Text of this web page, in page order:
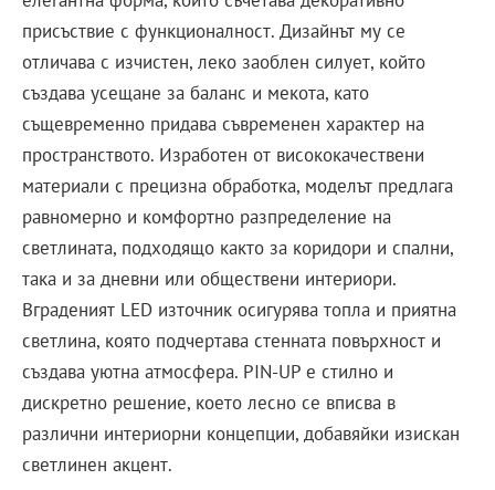
присъствие с функционалност. Дизайнът му се
отличава с изчистен, леко заоблен силует, който
създава усещане за баланс и мекота, като
същевременно придава съвременен характер на
пространството. Изработен от висококачествени
материали с прецизна обработка, моделът предлага
равномерно и комфортно разпределение на
светлината, подходящо както за коридори и спални,
така и за дневни или обществени интериори.
Вграденият LED източник осигурява топла и приятна
светлина, която подчертава стенната повърхност и
създава уютна атмосфера. PIN-UP е стилно и
дискретно решение, което лесно се вписва в
различни интериорни концепции, добавяйки изискан
светлинен акцент.